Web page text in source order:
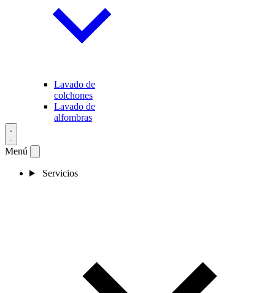
Lavado de
colchones
Lavado de
alfombras
Menú
Servicios